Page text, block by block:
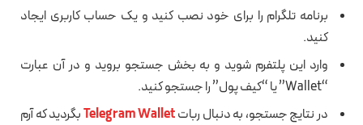
برنامه تلگرام را برای خود نصب کنید و یک حساب کاربری ایجاد
کنید.
وارد این پلتفرم شوید و به بخش جستجو بروید و در آن عبارت
“Wallet” یا “کیف پول” را جستجو کنید.
در نتایج جستجو، به دنبال رباتTelegram Walletبگردید که آرم